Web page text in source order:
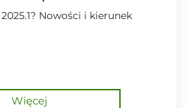
Nowości i kierunek
Więcej